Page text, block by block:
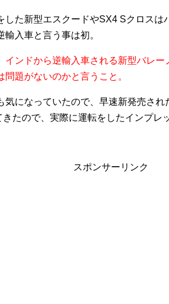
した新型エスクードやSX4 Sクロスは
入車と言う事は初。
インドから逆輸入車される新型バレ
題がないのかと言うこと。
気になっていたので、早速新発売され
たので、実際に運転をしたインプレ
スポンサーリンク